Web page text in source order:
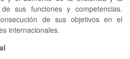
sus funciones y competencias.
de sus objetivos en el
internacionales.